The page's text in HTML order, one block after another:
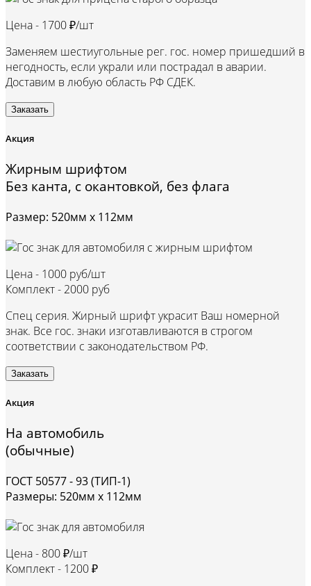
Цена - 1700 ₽/шт
Заменяем шестиугольные рег. гос. номер пришедший в
негодность, если украли или пострадал в аварии.
Доставим в любую область РФ СДЕК.
Заказать
Акция
Жирным шрифтом
Без канта, с окантовкой, без флага
Размер: 520мм х 112мм
Цена - 1000 руб/шт
Комплект - 2000 руб
Спец серия. Жирный шрифт украсит Ваш номерной
знак. Все гос. знаки изготавливаются в строгом
соответствии с законодательством РФ.
Заказать
Акция
На автомобиль
(обычные)
ГОСТ 50577 - 93 (ТИП-1)
Размеры: 520мм х 112мм
Цена - 800 ₽/шт
Комплект - 1200 ₽